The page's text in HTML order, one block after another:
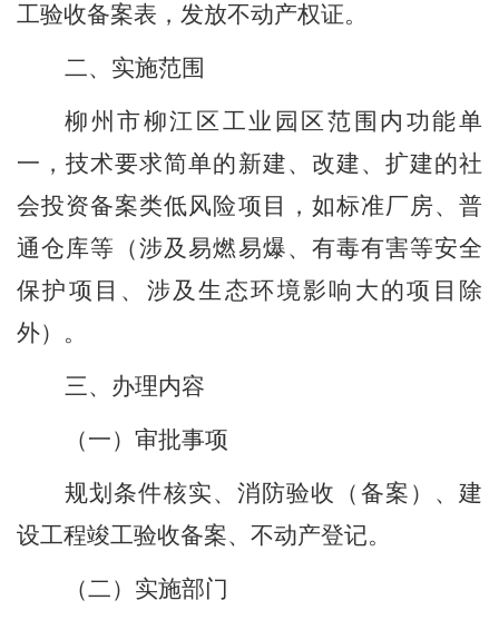
工验收备案表，发放不动产权证。
二、 实施范围
柳州市柳江区工业园区范围内 功能单
一，技术要求简单的新建、改建、扩建的社
会投资备案类低风险项目，如标准厂房、普
通仓库等 （涉及易燃易爆、有毒有害等安全
保护项目、涉及生态环境影响大的项目除
外） 。
三、办理内容
（一） 审批事项
规划条件核实、消防验收 （ 备案 ） 、建
设工程竣工验收备案、不动产登记。
（二） 实施部门